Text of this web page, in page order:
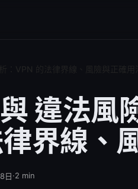
違法風
界線、
日·2 min